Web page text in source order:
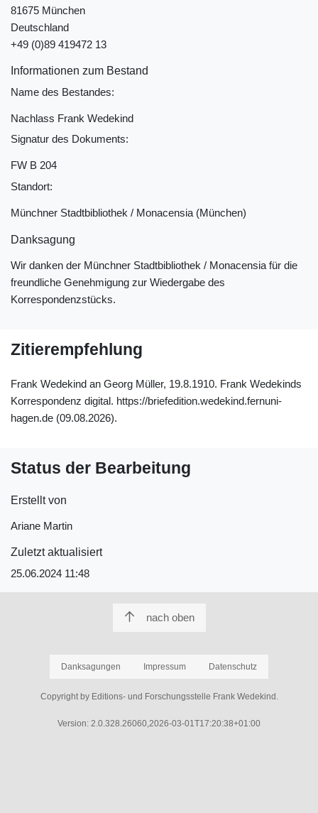
81675 München
Deutschland
+49 (0)89 419472 13
Informationen zum Bestand
Name des Bestandes:
Nachlass Frank Wedekind
Signatur des Dokuments:
FW B 204
Standort:
Münchner Stadtbibliothek / Monacensia (München)
Danksagung
Wir danken der Münchner Stadtbibliothek / Monacensia für die
freundliche Genehmigung zur Wiedergabe des
Korrespondenzstücks.
Zitierempfehlung
Frank Wedekind an Georg Müller, 19.8.1910. Frank Wedekinds
Korrespondenz digital. https://briefedition.wedekind.fernuni-
hagen.de (09.08.2026).
Status der Bearbeitung
Erstellt von
Ariane Martin
Zuletzt aktualisiert
25.06.2024 11:48
nach oben
Danksagungen Impressum Datenschutz
Copyright by Editions- und Forschungsstelle Frank Wedekind.
Version: 2.0.328.26060,2026-03-01T17:20:38+01:00